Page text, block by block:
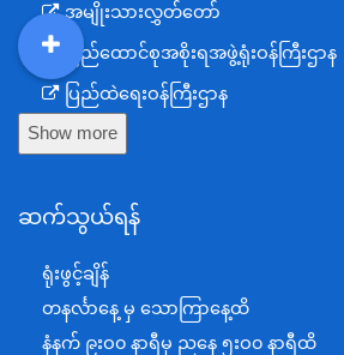
အမျိုးသားလွှတ်တော်
ပြည်ထောင်စုအစိုးရအဖွဲ့ရုံးဝန်ကြီးဌာန
ပြည်ထဲရေးဝန်ကြီးဌာန
ကာကွယ်ရေးဝန်ကြီးဌာန
စီမံကိန်း၊ဘဏ္ဍာရေးနှင့်စက်မှုဝန်ကြီးဌာန
အပြည်ပြည်ဆိုင်ရာပူးပေါင်းဆောင်ရွက်ရ
ပြန်ကြားရေးဝန်ကြီးဌာန
Show more
ဆက်သွယ်ရန်
ရုံးဖွင့်ချိန်
တနင်္လာနေ့ မှ သောကြာနေ့ထိ
နံနက် ၉းဝ၀ နာရီမှ ညနေ ၅းဝ၀ နာရီထိ